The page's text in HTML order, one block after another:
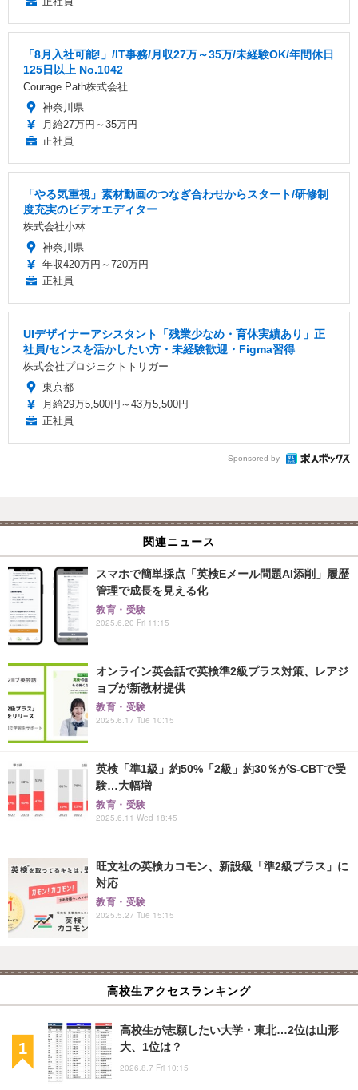
「8月入社可能!」/IT事務/月収27万～35万/未経験OK/年間休日
125日以上 No.1042
Courage Path株式会社
神奈川県
月給27万円～35万円
正社員
「やる気重視」素材動画のつなぎ合わせからスタート/研修制
度充実のビデオエディター
株式会社小林
神奈川県
年収420万円～720万円
正社員
UIデザイナーアシスタント「残業少なめ・育休実績あり」正
社員/センスを活かしたい方・未経験歓迎・Figma習得
株式会社プロジェクトトリガー
東京都
月給29万5,500円～43万5,500円
正社員
Sponsored by
関連ニュース
スマホで簡単採点「英検Eメール問題AI添削」履歴
管理で成長を見える化
教育・受験
2025.6.20 Fri 11:15
オンライン英会話で英検準2級プラス対策、レアジ
ョブが新教材提供
教育・受験
2025.6.17 Tue 10:15
英検「準1級」約50%「2級」約30％がS-CBTで受
験…大幅増
教育・受験
2025.6.11 Wed 18:45
旺文社の英検カコモン、新設級「準2級プラス」に
対応
教育・受験
2025.5.27 Tue 15:15
高校生アクセスランキング
高校生が志願したい大学・東北…2位は山形
大、1位は？
2026.8.7 Fri 10:15